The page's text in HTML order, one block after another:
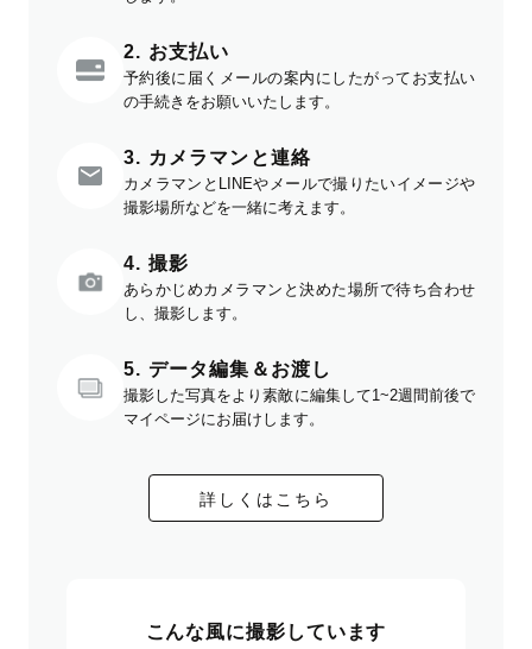
2. お支払い
予約後に届くメールの案内にしたがってお支払い
の手続きをお願いいたします。
3. カメラマンと連絡
カメラマンとLINEやメールで撮りたいイメージや
撮影場所などを一緒に考えます。
4. 撮影
あらかじめカメラマンと決めた場所で待ち合わせ
し、撮影します。
5. データ編集＆お渡し
撮影した写真をより素敵に編集して1~2週間前後で
マイページにお届けします。
詳しくはこちら
こんな風に撮影しています